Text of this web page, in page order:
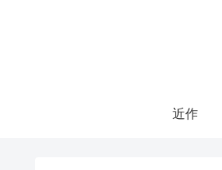
近作